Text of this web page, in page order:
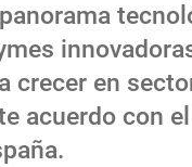
crecer en
acuerdo con